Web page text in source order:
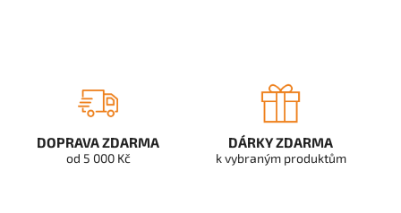
DOPRAVA ZDARMA
od 5 000 Kč
DÁRKY ZDARMA
k vybraným produktům